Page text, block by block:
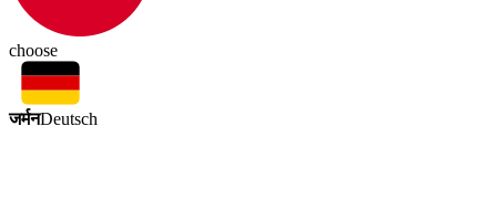
choose
जर्मनDeutsch